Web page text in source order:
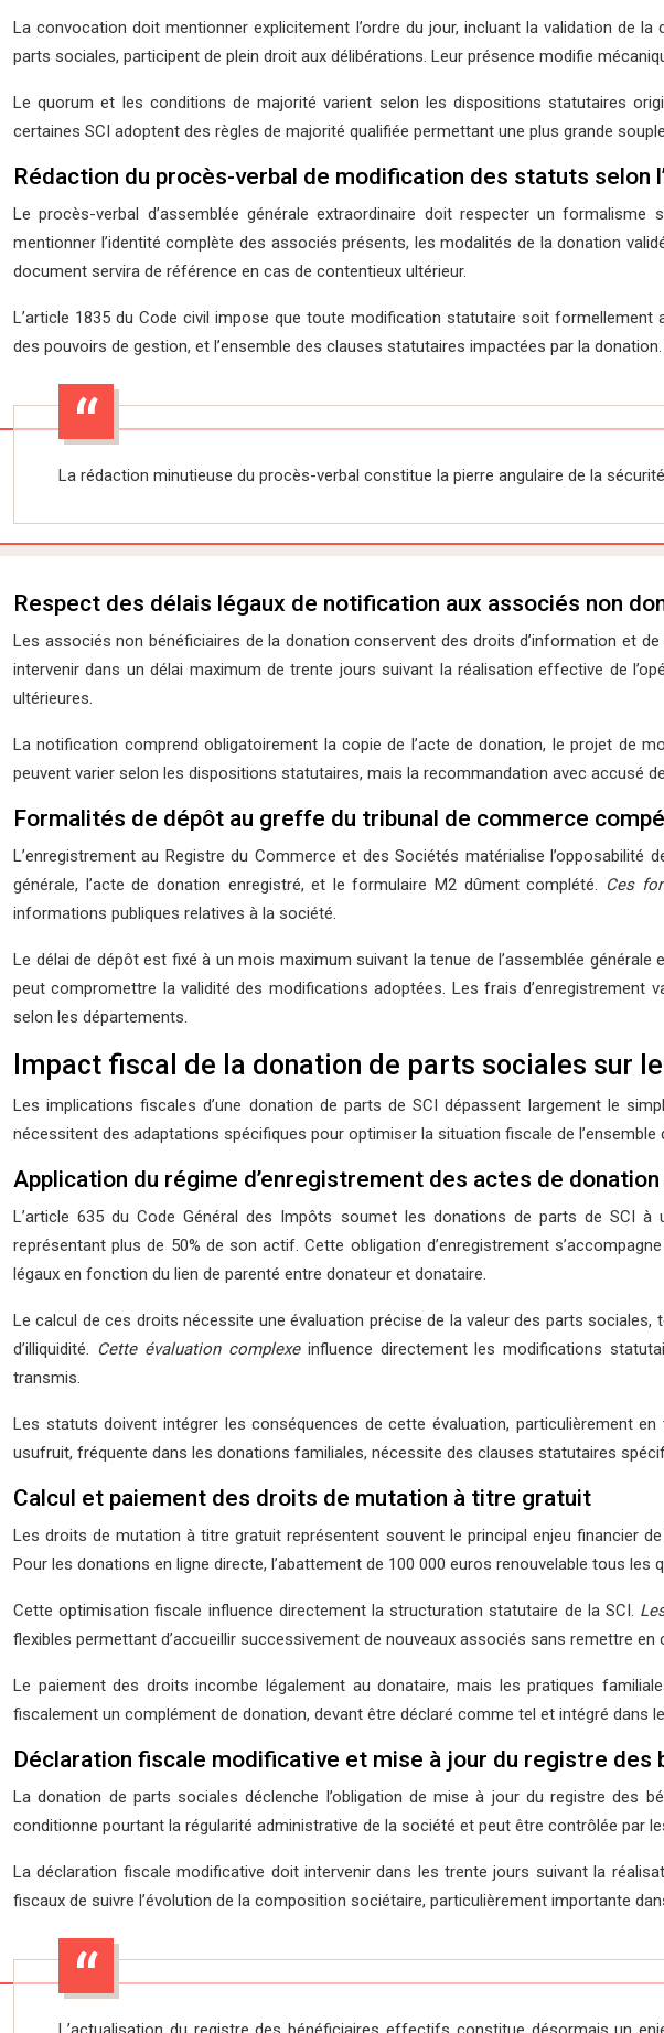
La convocation doit mentionner explicitement l’ordre du jour, incluant la validation de
parts sociales, participent de plein droit aux délibérations. Leur présence modifie
Le quorum et les conditions de majorité varient selon les dispositions statutaires
certaines SCI adoptent des règles de majorité qualifiée permettant une plus grande
Rédaction du procès-verbal de modification des statuts selon
Le procès-verbal d’assemblée générale extraordinaire doit respecter un
mentionner l’identité complète des associés présents, les modalités de la donation
document servira de référence en cas de contentieux ultérieur.
L’article 1835 du Code civil impose que toute modification statutaire soit
des pouvoirs de gestion, et l’ensemble des clauses statutaires impactées par la
La rédaction minutieuse du procès-verbal constitue la pierre angulaire de la
Respect des délais légaux de notification aux associés non
Les associés non bénéficiaires de la donation conservent des droits d’information et
intervenir dans un délai maximum de trente jours suivant la réalisation effective de
ultérieures.
La notification comprend obligatoirement la copie de l’acte de donation, le projet de
peuvent varier selon les dispositions statutaires, mais la recommandation avec accusé
Formalités de dépôt au greffe du tribunal de commerce
L’enregistrement au Registre du Commerce et des Sociétés matérialise
générale, l’acte de donation enregistré, et le formulaire M2 dûment complété. Ces
informations publiques relatives à la société.
Le délai de dépôt est fixé à un mois maximum suivant la tenue de l’assemblée
peut compromettre la validité des modifications adoptées. Les frais d’enregistrement
selon les départements.
Impact fiscal de la donation de parts sociales sur
Les implications fiscales d’une donation de parts de SCI dépassent largement le
nécessitent des adaptations spécifiques pour optimiser la situation fiscale de l’ensemble
Application du régime d’enregistrement des actes de donation
L’article 635 du Code Général des Impôts soumet les donations de parts de SCI à
représentant plus de 50% de son actif. Cette obligation d’enregistrement
légaux en fonction du lien de parenté entre donateur et donataire.
Le calcul de ces droits nécessite une évaluation précise de la valeur des parts
d’illiquidité. Cette évaluation complexe influence directement les modifications
transmis.
Les statuts doivent intégrer les conséquences de cette évaluation, particulièrement
usufruit, fréquente dans les donations familiales, nécessite des clauses statutaires
Calcul et paiement des droits de mutation à titre gratuit
Les droits de mutation à titre gratuit représentent souvent le principal enjeu financier
Pour les donations en ligne directe, l’abattement de 100 000 euros renouvelable tous
Cette optimisation fiscale influence directement la structuration statutaire de la SCI.
flexibles permettant d’accueillir successivement de nouveaux associés sans remettre en
Le paiement des droits incombe légalement au donataire, mais les pratiques
fiscalement un complément de donation, devant être déclaré comme tel et intégré dans
Déclaration fiscale modificative et mise à jour du registre
La donation de parts sociales déclenche l’obligation de mise à jour du registre des
conditionne pourtant la régularité administrative de la société et peut être contrôlée par
La déclaration fiscale modificative doit intervenir dans les trente jours suivant la
fiscaux de suivre l’évolution de la composition sociétaire, particulièrement importante